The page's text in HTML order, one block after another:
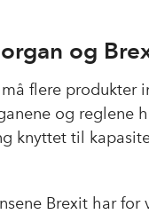
og
flere produkter
og reglene
knyttet til
Brexit har